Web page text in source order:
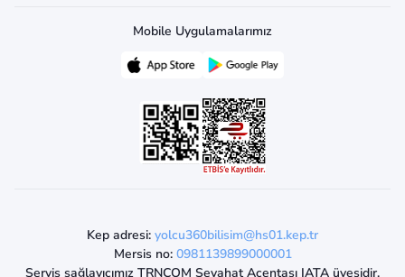
Mobile Uygulamalarımız
Kep adresi: yolcu360bilisim@hs01.kep.tr
Mersis no: 0981139899000001
Servis sağlayıcımız TRNCOM Seyahat Acentası IATA üyesidir.